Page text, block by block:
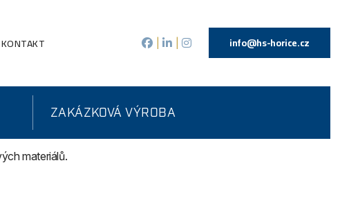
KONTAKT info@hs-horice.cz
ZAKÁZKOVÁ VÝROBA
materiálů.